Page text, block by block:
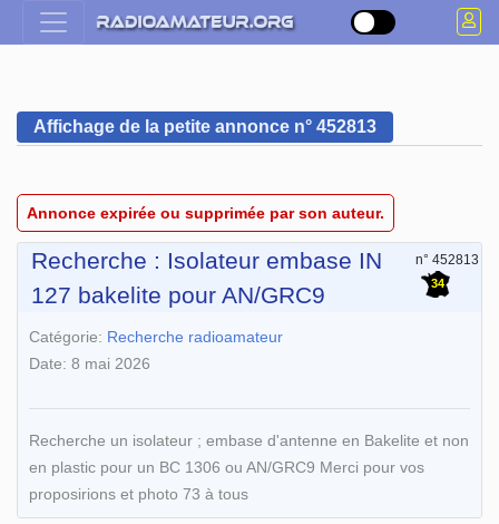
Affichage de la petite annonce n° 452813
Annonce expirée ou supprimée par son auteur.
Recherche : Isolateur embase IN
127 bakelite pour AN/GRC9
n° 452813
34
Catégorie: Recherche radioamateur
Date: 8 mai 2026
Recherche un isolateur ; embase d'antenne en Bakelite et non
en plastic pour un BC 1306 ou AN/GRC9 Merci pour vos
proposirions et photo 73 à tous